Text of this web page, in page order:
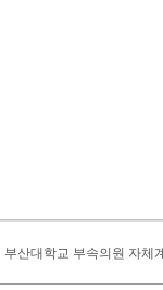
부산대학교 부속의원 자체